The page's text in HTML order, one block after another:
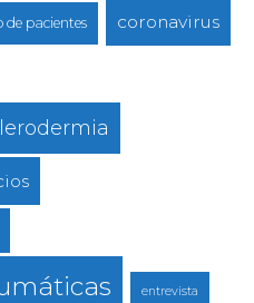
de pacientes coronavirus
entrevista